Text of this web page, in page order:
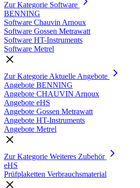
Zur Kategorie Software
BENNING
Software Chauvin Arnoux
Software Gossen Metrawatt
Software HT-Instruments
Software Metrel
Zur Kategorie Aktuelle Angebote
Angebote BENNING
Angebote CHAUVIN Arnoux
Angebote eHS
Angebote Gossen Metrawatt
Angebote HT-Instruments
Angebote Metrel
Zur Kategorie Weiteres Zubehör
eHS
Prüfplaketten Verbrauchsmaterial